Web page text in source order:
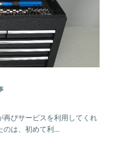
再びサービスを利用してくれ
のは、初めて利...